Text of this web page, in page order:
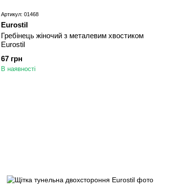
Артикул: 01468
Eurostil
Гребінець жіночий з металевим хвостиком
Eurostil
67 грн
В наявності